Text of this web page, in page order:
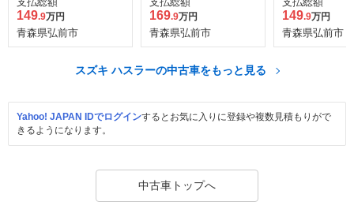
149.9万円
青森県弘前市
169.9万円
青森県弘前市
149.9万円
青森県弘前市
スズキ ハスラーの中古車をもっと見る
Yahoo! JAPAN IDでログインするとお気に入りに登録や複数見積もりがで
きるようになります。
中古車トップへ